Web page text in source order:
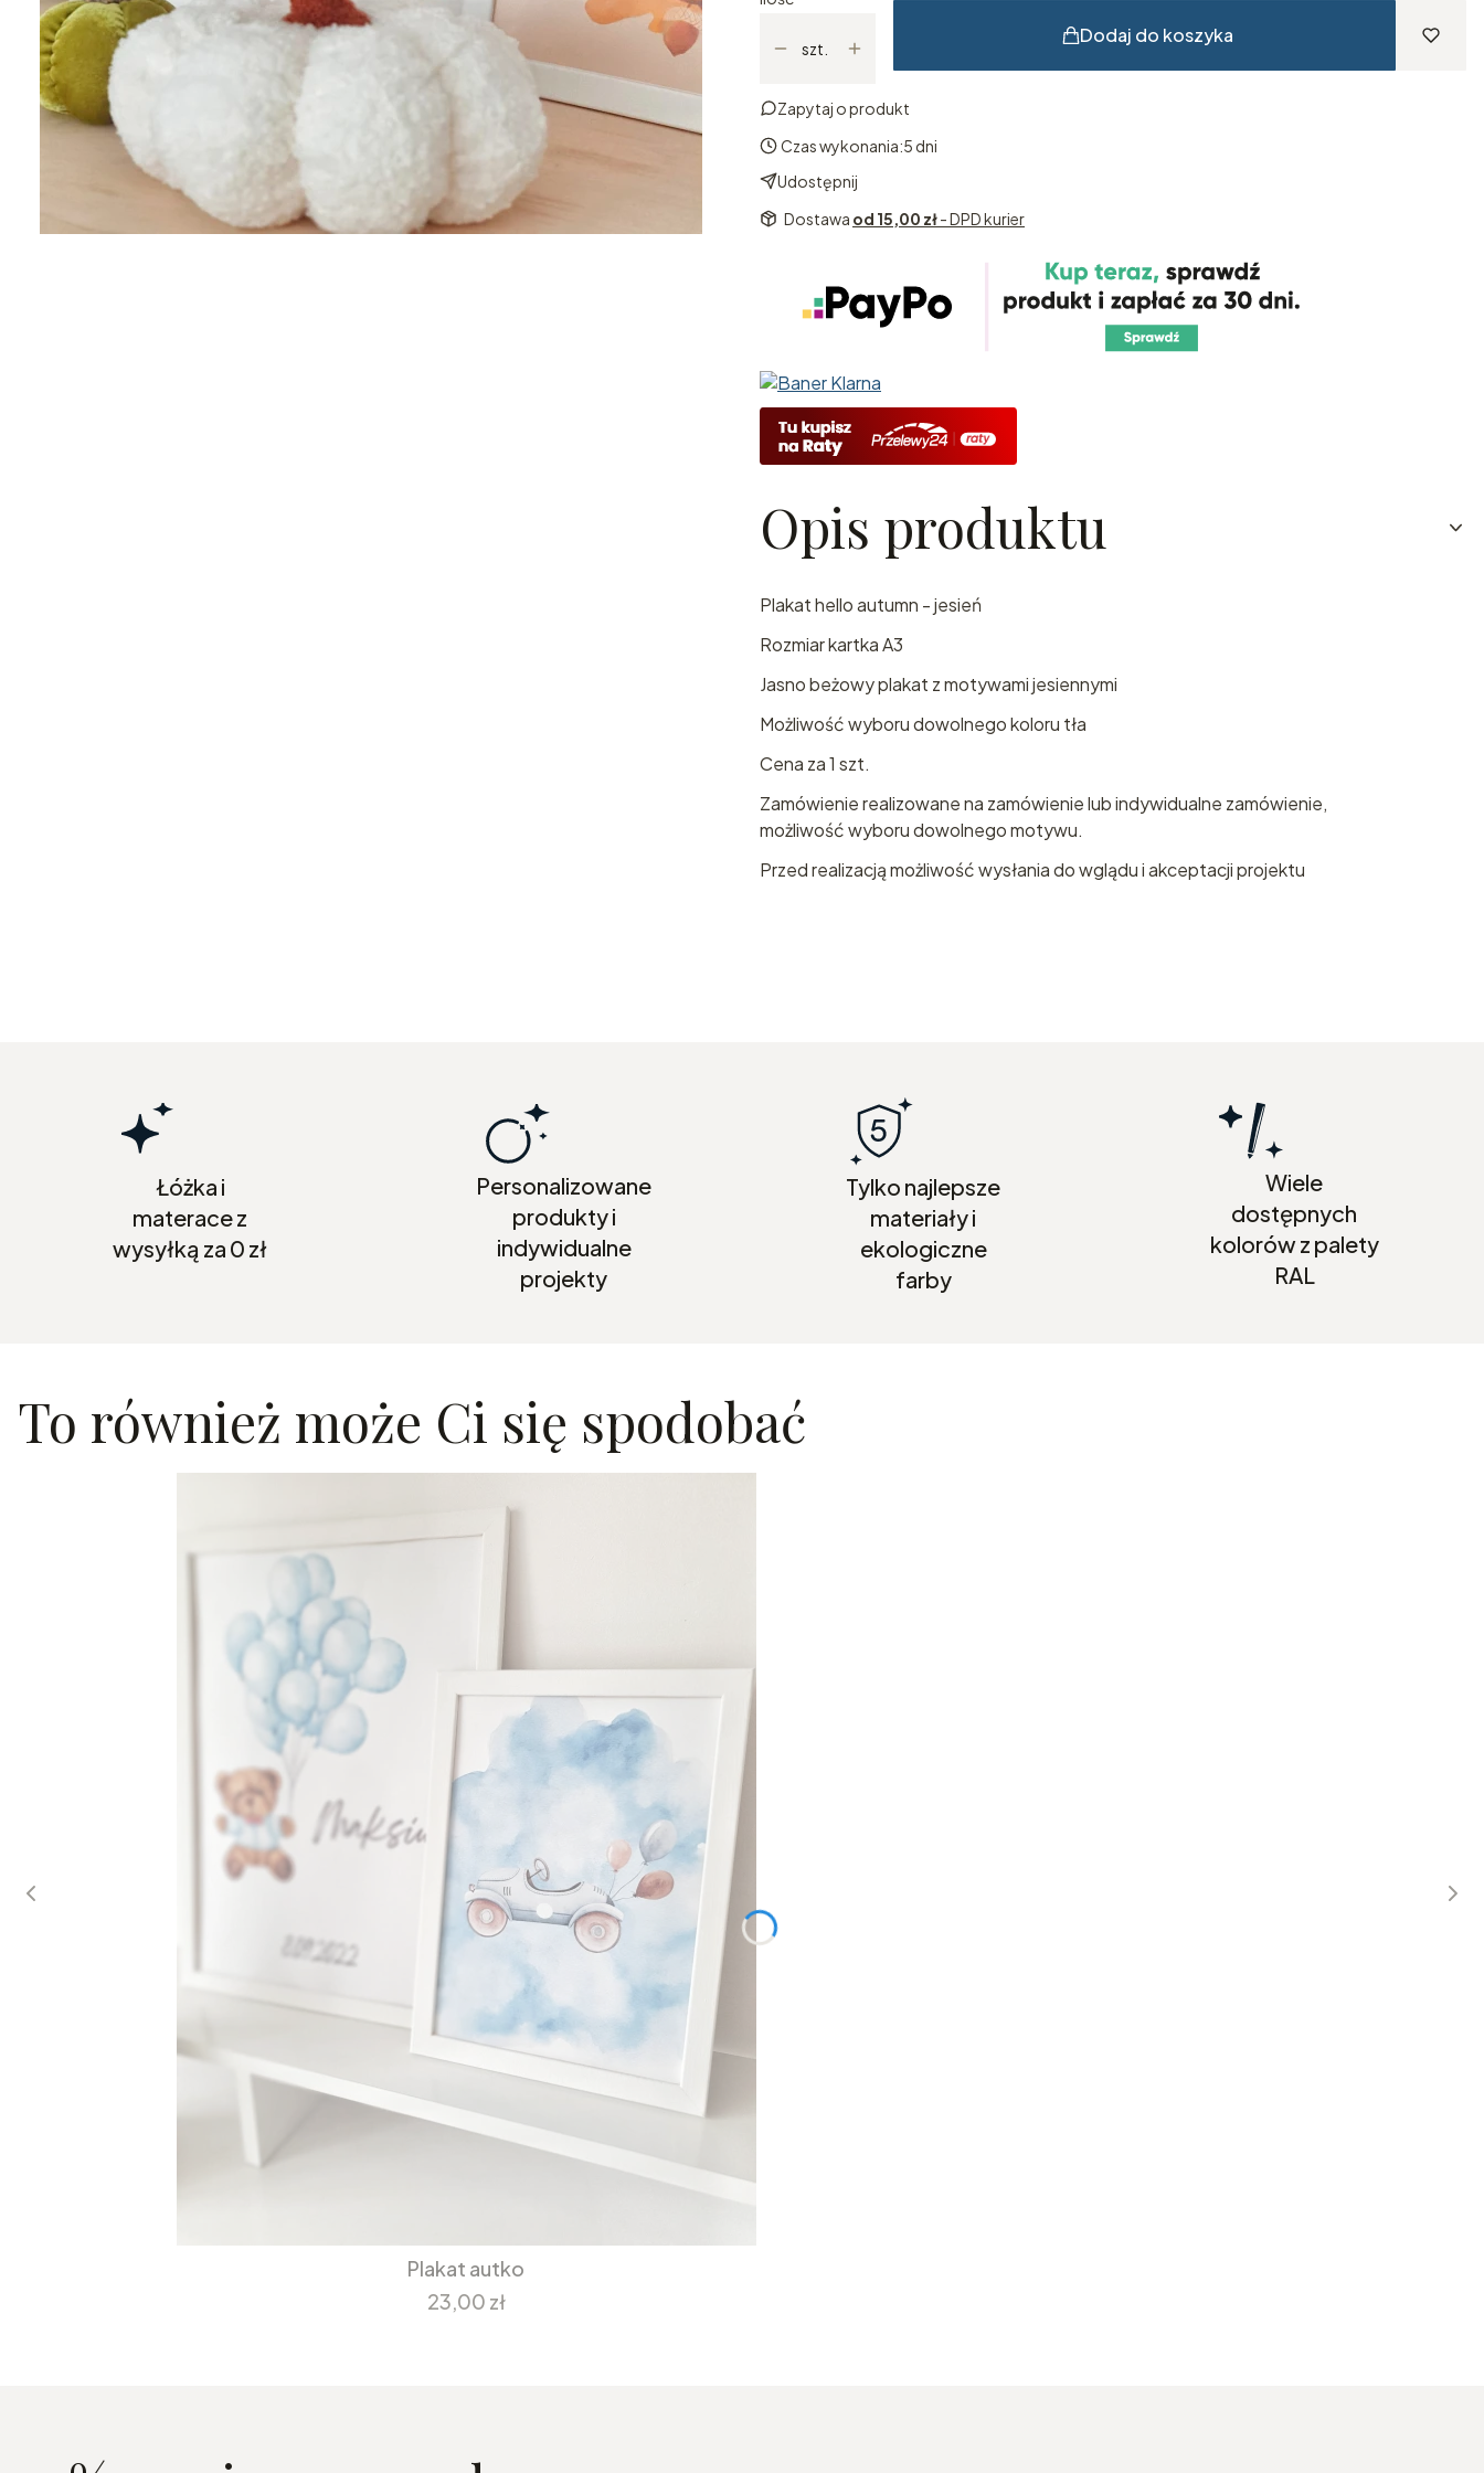
szt.
Dodaj do koszyka
Zapytaj o produkt
Czas wykonania:5 dni
Udostępnij
Dostawa od 15,00 zł- DPD kurier
Opis produktu
Plakat hello autumn - jesień
Rozmiar kartka A3
Jasno beżowy plakat z motywami jesiennymi
Możliwość wyboru dowolnego koloru tła
Cena za 1 szt.
Zamówienie realizowane na zamówienie lub indywidualne zamówienie,
możliwość wyboru dowolnego motywu.
Przed realizacją możliwość wysłania do wglądu i akceptacji projektu
Łóżka i
materace z
wysyłką za 0 zł
Personalizowane
produkty i
indywidualne
projekty
Tylko najlepsze
materiały i
ekologiczne
farby
Wiele
dostępnych
kolorów z palety
RAL
To również może Ci się spodobać
Plakat autko
Cena
23,00 zł